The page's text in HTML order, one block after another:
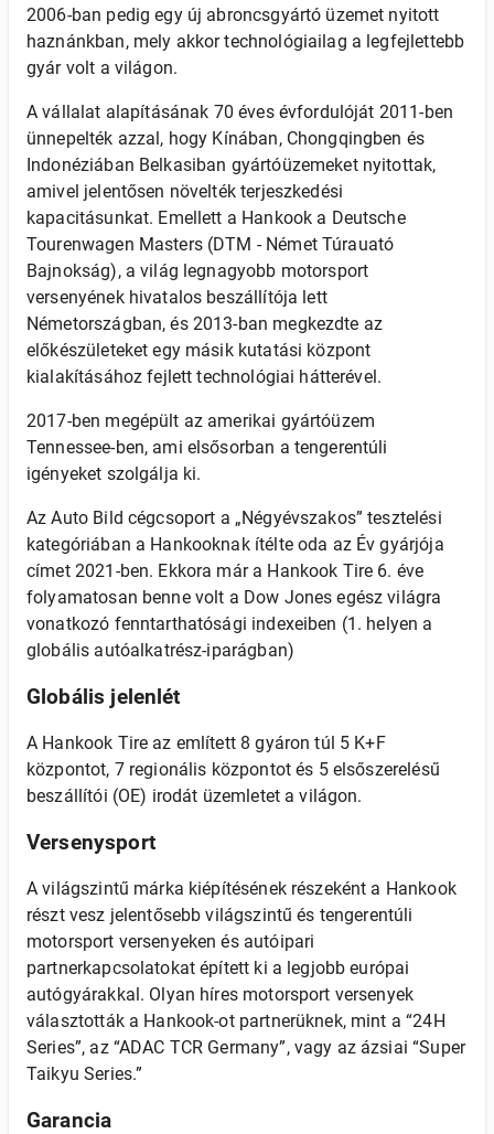
2006-ban pedig egy új abroncsgyártó üzemet nyitott
haznánkban, mely akkor technológiailag a legfejlettebb
gyár volt a világon.
A vállalat alapításának 70 éves évfordulóját 2011-ben
ünnepelték azzal, hogy Kínában, Chongqingben és
Indonéziában Belkasiban gyártóüzemeket nyitottak,
amivel jelentősen növelték terjeszkedési
kapacitásunkat. Emellett a Hankook a Deutsche
Tourenwagen Masters (DTM - Német Túrauató
Bajnokság), a világ legnagyobb motorsport
versenyének hivatalos beszállítója lett
Németországban, és 2013-ban megkezdte az
előkészületeket egy másik kutatási központ
kialakításához fejlett technológiai hátterével.
2017-ben megépült az amerikai gyártóüzem
Tennessee-ben, ami elsősorban a tengerentúli
igényeket szolgálja ki.
Az Auto Bild cégcsoport a „Négyévszakos” tesztelési
kategóriában a Hankooknak ítélte oda az Év gyárjója
címet 2021-ben. Ekkora már a Hankook Tire 6. éve
folyamatosan benne volt a Dow Jones egész világra
vonatkozó fenntarthatósági indexeiben (1. helyen a
globális autóalkatrész-iparágban)
Globális jelenlét
A Hankook Tire az említett 8 gyáron túl 5 K+F
központot, 7 regionális központot és 5 elsőszerelésű
beszállítói (OE) irodát üzemletet a világon.
Versenysport
A világszintű márka kiépítésének részeként a Hankook
részt vesz jelentősebb világszintű és tengerentúli
motorsport versenyeken és autóipari
partnerkapcsolatokat épített ki a legjobb európai
autógyárakkal. Olyan híres motorsport versenyek
választották a Hankook-ot partnerüknek, mint a “24H
Series”, az “ADAC TCR Germany”, vagy az ázsiai “Super
Taikyu Series.”
Garancia